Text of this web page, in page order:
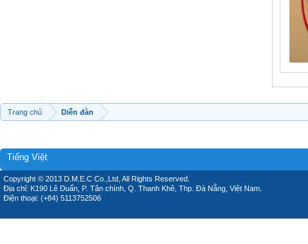
Trang chủ Diễn đàn
Tiếng Việt
Copyright © 2013 D.M.E.C Co.,Ltd, All Rights Reserved.
Địa chỉ: K190 Lê Duẩn, P. Tân chính, Q. Thanh Khê, Thp. Đà Nẵng, Việt Nam.
Điện thoại: (+84) 5113752506